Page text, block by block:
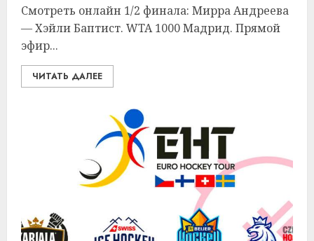
Смотреть онлайн 1/2 финала: Мирра Андреева
— Хэйли Баптист. WTA 1000 Мадрид. Прямой
эфир...
ЧИТАТЬ ДАЛЕЕ